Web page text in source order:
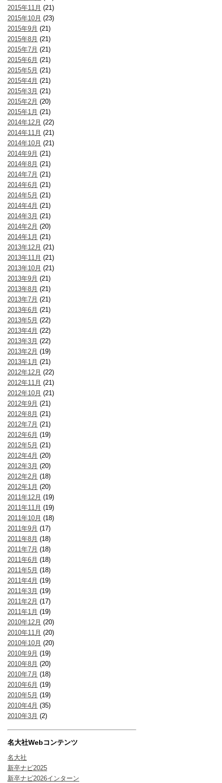
2015年11月 (21)
2015年10月 (23)
2015年9月 (21)
2015年8月 (21)
2015年7月 (21)
2015年6月 (21)
2015年5月 (21)
2015年4月 (21)
2015年3月 (21)
2015年2月 (20)
2015年1月 (21)
2014年12月 (22)
2014年11月 (21)
2014年10月 (21)
2014年9月 (21)
2014年8月 (21)
2014年7月 (21)
2014年6月 (21)
2014年5月 (21)
2014年4月 (21)
2014年3月 (21)
2014年2月 (20)
2014年1月 (21)
2013年12月 (21)
2013年11月 (21)
2013年10月 (21)
2013年9月 (21)
2013年8月 (21)
2013年7月 (21)
2013年6月 (21)
2013年5月 (22)
2013年4月 (22)
2013年3月 (22)
2013年2月 (19)
2013年1月 (21)
2012年12月 (22)
2012年11月 (21)
2012年10月 (21)
2012年9月 (21)
2012年8月 (21)
2012年7月 (21)
2012年6月 (19)
2012年5月 (21)
2012年4月 (20)
2012年3月 (20)
2012年2月 (18)
2012年1月 (20)
2011年12月 (19)
2011年11月 (19)
2011年10月 (18)
2011年9月 (17)
2011年8月 (18)
2011年7月 (18)
2011年6月 (18)
2011年5月 (18)
2011年4月 (19)
2011年3月 (19)
2011年2月 (17)
2011年1月 (19)
2010年12月 (20)
2010年11月 (20)
2010年10月 (20)
2010年9月 (19)
2010年8月 (20)
2010年7月 (18)
2010年6月 (19)
2010年5月 (19)
2010年4月 (35)
2010年3月 (2)
名大社Webコンテンツ
名大社
新卒ナビ2025
新卒ナビ2026インターン